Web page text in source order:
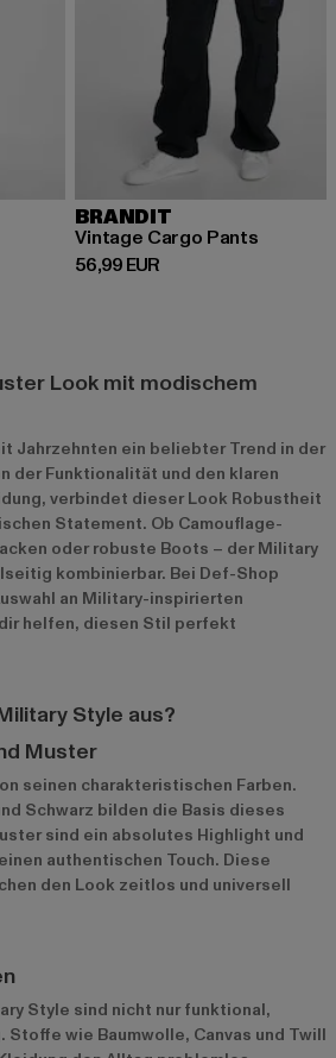
34,99 EUR
BRANDIT
Vintage Cargo Pants
56,99 EUR
Derzeitiger Preis: 56,99 EUR
Look mit modischem
Jahrzehnten ein beliebter Trend in der
der Funktionalität und den klaren
verbindet dieser Look Robustheit
Statement. Ob Camouflage-
oder robuste Boots – der Military
kombinierbar. Bei Def-Shop
an Military-inspirierten
helfen, diesen Stil perfekt
Style aus?
Muster
seinen charakteristischen Farben.
Schwarz bilden die Basis dieses
sind ein absolutes Highlight und
authentischen Touch. Diese
den Look zeitlos und universell
Style sind nicht nur funktional,
Stoffe wie Baumwolle, Canvas und Twill